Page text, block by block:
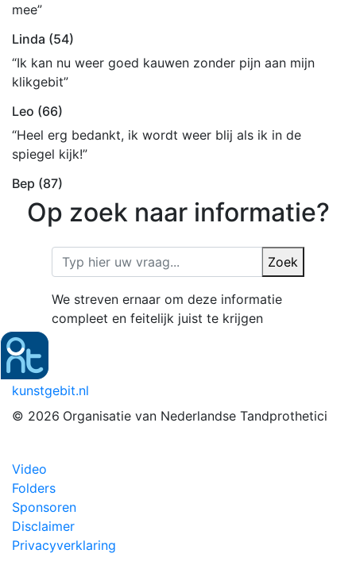
mee”
Linda (54)
“Ik kan nu weer goed kauwen zonder pijn aan mijn
klikgebit”
Leo (66)
“Heel erg bedankt, ik wordt weer blij als ik in de
spiegel kijk!”
Bep (87)
Op zoek naar informatie?
Zoek
We streven ernaar om deze informatie
compleet en feitelijk juist te krijgen
kunstgebit.nl
© 2026 Organisatie van Nederlandse Tandprothetici
Video
Folders
Sponsoren
Disclaimer
Privacyverklaring